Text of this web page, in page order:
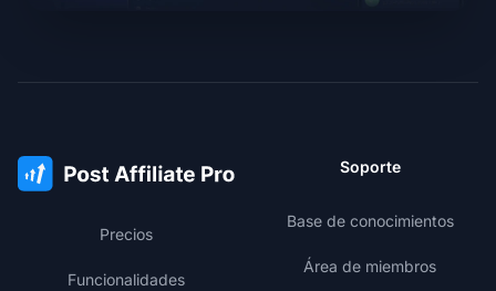
Precios
Funcionalidades
Soporte
Base de conocimientos
Área de miembros